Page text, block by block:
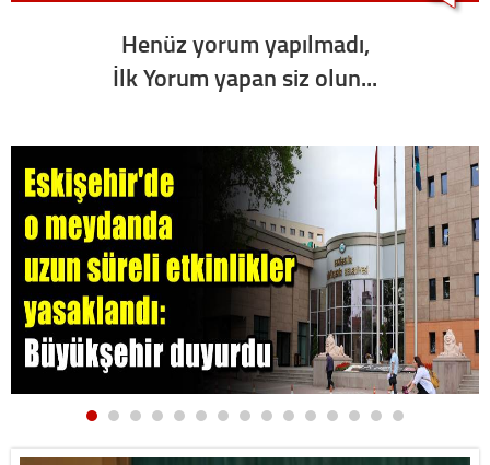
Henüz yorum yapılmadı,
İlk Yorum yapan siz olun...